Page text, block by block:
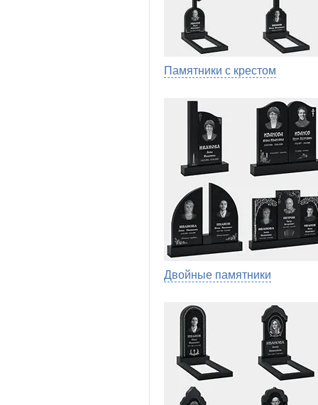
Памятники с крестом
Двойные памятники